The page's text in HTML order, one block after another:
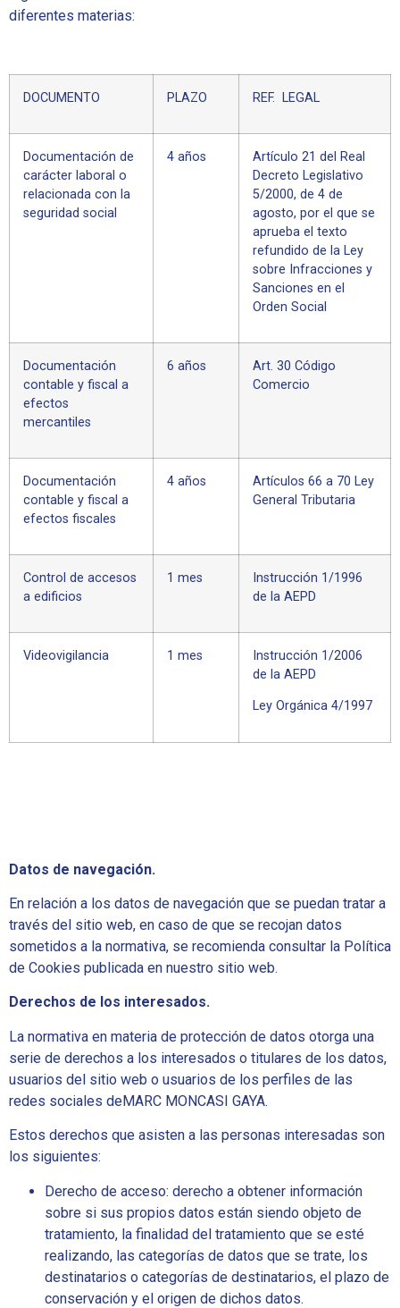
diferentes materias:
DOCUMENTO PLAZO REF. LEGAL
Documentación de
carácter laboral o
relacionada con la
seguridad social
4 años
Artículo 21 del Real
Decreto Legislativo
5/2000, de 4 de
agosto, por el que se
aprueba el texto
refundido de la Ley
sobre Infracciones y
Sanciones en el
Orden Social
Documentación
contable y fiscal a
efectos
mercantiles
6 años
Art. 30 Código
Comercio
Documentación
contable y fiscal a
efectos fiscales
4 años
Artículos 66 a 70 Ley
General Tributaria
Control de accesos
a edificios
1 mes
Instrucción 1/1996
de la AEPD
Videovigilancia 1 mes
Instrucción 1/2006
de la AEPD
Ley Orgánica 4/1997
Datos de navegación.
En relación a los datos de navegación que se puedan tratar a
través del sitio web, en caso de que se recojan datos
sometidos a la normativa, se recomienda consultar la Política
de Cookies publicada en nuestro sitio web.
Derechos de los interesados.
La normativa en materia de protección de datos otorga una
serie de derechos a los interesados o titulares de los datos,
usuarios del sitio web o usuarios de los perfiles de las
redes sociales deMARC MONCASI GAYA.
Estos derechos que asisten a las personas interesadas son
los siguientes:
Derecho de acceso: derecho a obtener información
sobre si sus propios datos están siendo objeto de
tratamiento, la finalidad del tratamiento que se esté
realizando, las categorías de datos que se trate, los
destinatarios o categorías de destinatarios, el plazo de
conservación y el origen de dichos datos.